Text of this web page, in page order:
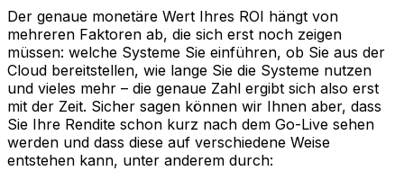
Der genaue monetäre Wert Ihres ROI hängt von
mehreren Faktoren ab, die sich erst noch zeigen
müssen: welche Systeme Sie einführen, ob Sie aus der
Cloud bereitstellen, wie lange Sie die Systeme nutzen
und vieles mehr – die genaue Zahl ergibt sich also erst
mit der Zeit. Sicher sagen können wir Ihnen aber, dass
Sie Ihre Rendite schon kurz nach dem Go-Live sehen
werden und dass diese auf verschiedene Weise
entstehen kann, unter anderem durch: